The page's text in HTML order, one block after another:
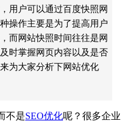
用户可以通过百度快照网
操作主要是为了提高用户
而网站快照时间往往是网
时掌握网页内容以及是否
为大家分析下网站优化
不是SEO优化呢？很多企业